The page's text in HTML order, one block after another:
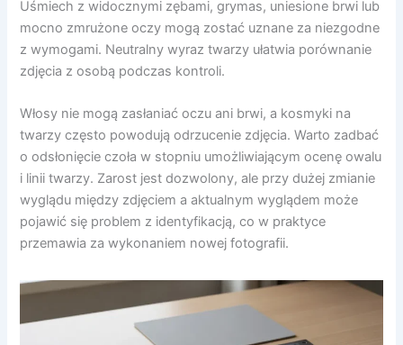
Uśmiech z widocznymi zębami, grymas, uniesione brwi lub
mocno zmrużone oczy mogą zostać uznane za niezgodne
z wymogami. Neutralny wyraz twarzy ułatwia porównanie
zdjęcia z osobą podczas kontroli.
Włosy nie mogą zasłaniać oczu ani brwi, a kosmyki na
twarzy często powodują odrzucenie zdjęcia. Warto zadbać
o odsłonięcie czoła w stopniu umożliwiającym ocenę owalu
i linii twarzy. Zarost jest dozwolony, ale przy dużej zmianie
wyglądu między zdjęciem a aktualnym wyglądem może
pojawić się problem z identyfikacją, co w praktyce
przemawia za wykonaniem nowej fotografii.